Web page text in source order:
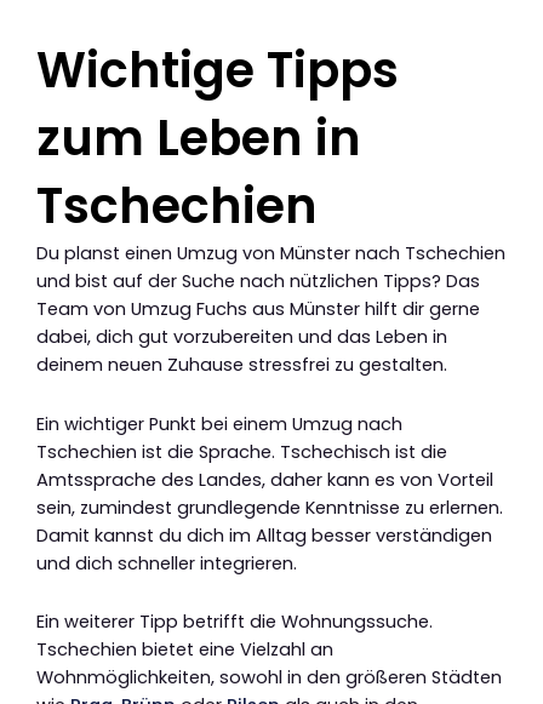
Wichtige Tipps
zum Leben in
Tschechien
Du planst einen Umzug von Münster nach Tschechien
und bist auf der Suche nach nützlichen Tipps? Das
Team von Umzug Fuchs aus Münster hilft dir gerne
dabei, dich gut vorzubereiten und das Leben in
deinem neuen Zuhause stressfrei zu gestalten.
Ein wichtiger Punkt bei einem Umzug nach
Tschechien ist die Sprache. Tschechisch ist die
Amtssprache des Landes, daher kann es von Vorteil
sein, zumindest grundlegende Kenntnisse zu erlernen.
Damit kannst du dich im Alltag besser verständigen
und dich schneller integrieren.
Ein weiterer Tipp betrifft die Wohnungssuche.
Tschechien bietet eine Vielzahl an
Wohnmöglichkeiten, sowohl in den größeren Städten